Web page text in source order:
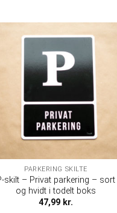
PARKERING SKILTE
skilt – Privat parkering – sort
og hvidt i todelt boks
47,99 kr.